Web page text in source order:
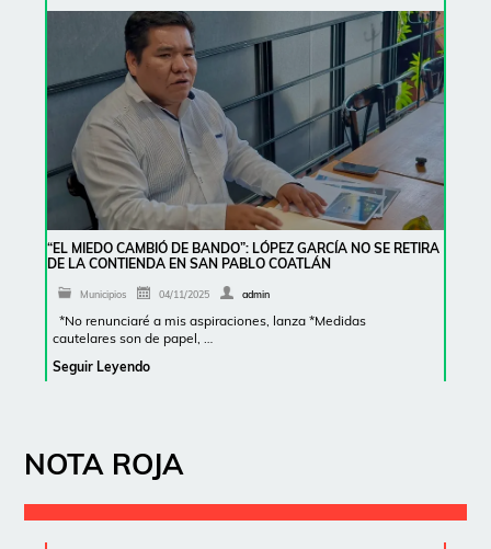
“EL MIEDO CAMBIÓ DE BANDO”: LÓPEZ GARCÍA NO SE RETIRA
DE LA CONTIENDA EN SAN PABLO COATLÁN
Municipios 04/11/2025 admin
*No renunciaré a mis aspiraciones, lanza *Medidas
cautelares son de papel, …
Seguir Leyendo
NOTA ROJA